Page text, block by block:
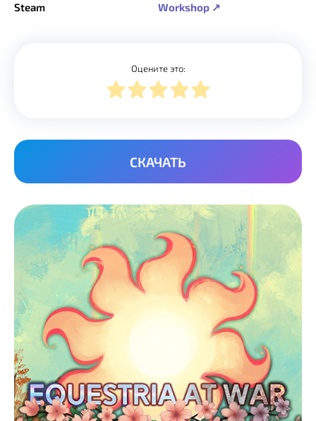
Steam
Workshop ↗
Оцените это:
СКАЧАТЬ